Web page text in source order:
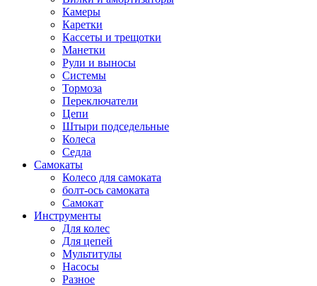
Камеры
Каретки
Кассеты и трещотки
Манетки
Рули и выносы
Системы
Тормоза
Переключатели
Цепи
Штыри подседельные
Колеса
Седла
Самокаты
Колесо для самоката
болт-ось самоката
Самокат
Инструменты
Для колес
Для цепей
Мультитулы
Насосы
Разное